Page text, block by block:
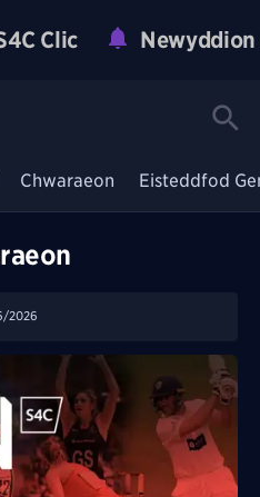
Clic Newyddion
Chwaraeon Eisteddfod
2026